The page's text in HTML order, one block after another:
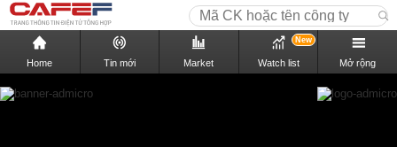
Home Tin mới Market Watch list
New
Mở rộng